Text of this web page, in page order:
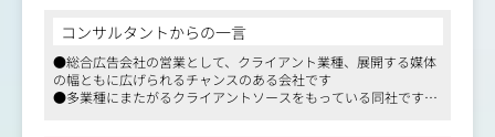
プロジェクトに際し、HDYグループノウハウを活用しつ
つ、社内外さまざまな特性を持つメンバーと連携し、チー
ム体制のもと課題を発見・抽出します。
＜業務内容一例＞
コンサルタントからの一言
●総合広告会社の営業として、クライアント業種、展開する媒体
の幅ともに広げられるチャンスのある会社です
●多業種にまたがるクライアントソースをもっている同社です